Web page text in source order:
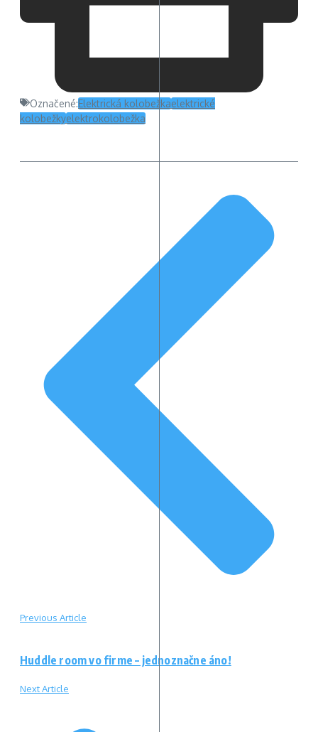
Označené:Elektrická kolobežkaelektrické
kolobežkyelektrokolobežka
Previous Article
Huddle room vo firme – jednoznačne áno!
Next Article